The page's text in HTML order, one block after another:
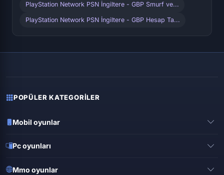
PlayStation Network PSN İngiltere - GBP Smurf ve...
PlayStation Network PSN İngiltere - GBP Hesap Ta...
POPÜLER KATEGORILER
Mobil oyunlar
Mobile legends
Pc oyunları
Mmo oyunlar